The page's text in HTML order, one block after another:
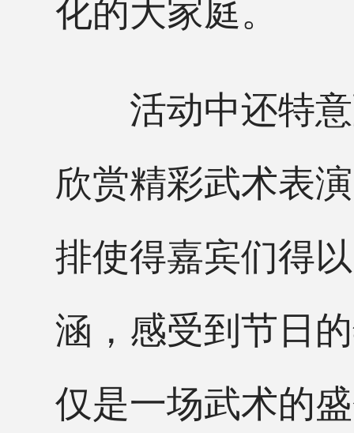
活动中还特意
欣赏精彩武术表
排使得嘉宾们得
涵，感受到节日
仅是一场武术的